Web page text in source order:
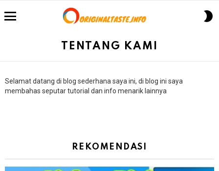
TENTANG KAMI
Selamat datang di blog sederhana saya ini, di blog ini saya
membahas seputar tutorial dan info menarik lainnya
REKOMENDASI